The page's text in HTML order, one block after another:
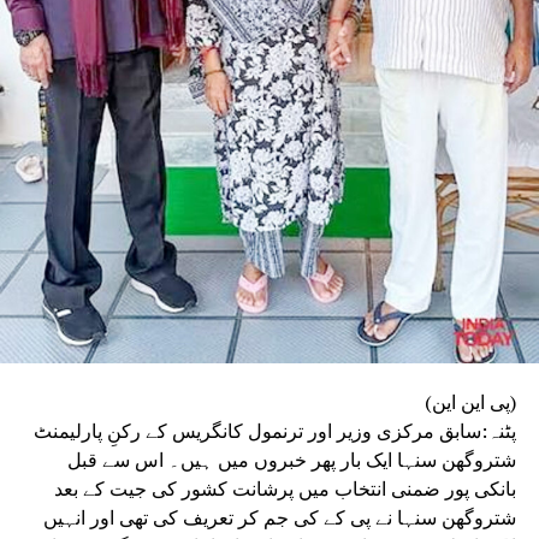
UP
سے بنتی ہےقوم ، مذہب سے نہیں: مولانا اسجد
جمعیۃ علماء ہند (الف) کے زیرِ اہتمام ارریہ میں
یکجہتی کانفرنس کا انعقاد، تمام مذاہب کے
کا محبت، بھائی چارے اور رواداری کا مشترکہ
DON'T MISS
بہار کے نیاز خالد نور لندن کے ہاؤس آف لارڈز میں اعزازی
ڈاکٹریٹ سے سرفراز
(پی این این)
پٹنہ:سابق مرکزی وزیر اور ترنمول کانگریس کے رکنِ پارلیمنٹ
شتروگھن سنہا ایک بار پھر خبروں میں ہیں۔ اس سے قبل
بانکی پور ضمنی انتخاب میں پرشانت کشور کی جیت کے بعد
شتروگھن سنہا نے پی کے کی جم کر تعریف کی تھی اور انہیں